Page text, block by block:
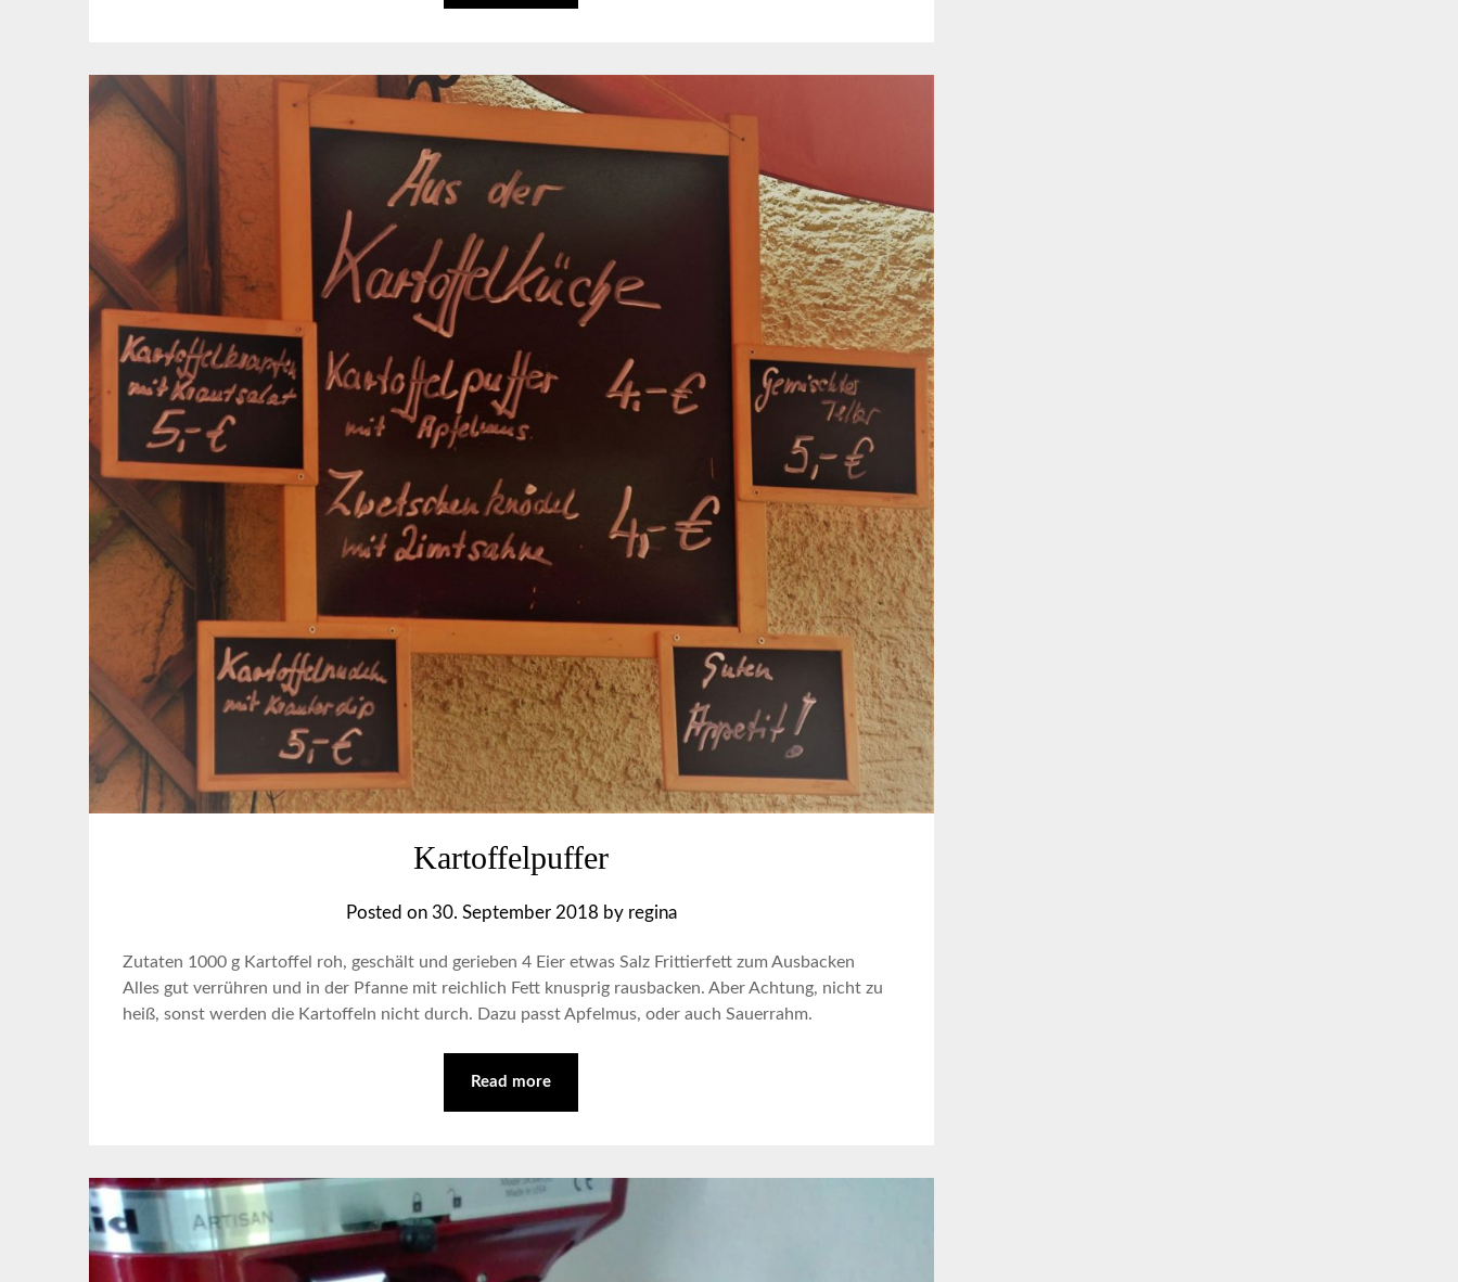
Kartoffelpuffer
Posted on 30. September 2018 by regina
Zutaten 1000 g Kartoffel roh, geschält und gerieben 4 Eier etwas Salz Frittierfett zum Ausbacken
Alles gut verrühren und in der Pfanne mit reichlich Fett knusprig rausbacken. Aber Achtung, nicht zu
heiß, sonst werden die Kartoffeln nicht durch. Dazu passt Apfelmus, oder auch Sauerrahm.
Read more